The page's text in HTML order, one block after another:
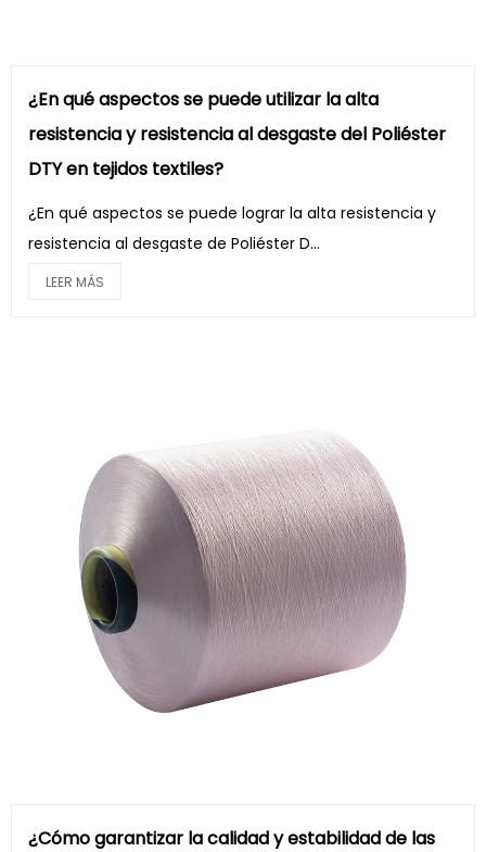
¿En qué aspectos se puede utilizar la alta
resistencia y resistencia al desgaste del Poliéster
DTY en tejidos textiles?
¿En qué aspectos se puede lograr la alta resistencia y
resistencia al desgaste de Poliéster D...
LEER MÁS
¿Cómo garantizar la calidad y estabilidad de las